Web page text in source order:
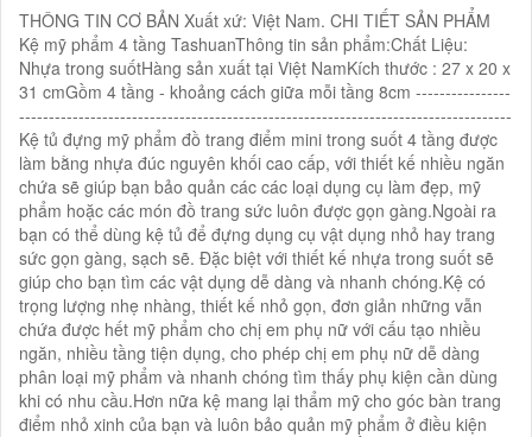
THÔNG TIN CƠ BẢN Xuất xứ: Việt Nam. CHI TIẾT SẢN PHẨM
Kệ mỹ phẩm 4 tầng TashuanThông tin sản phẩm:Chất Liệu:
Nhựa trong suốtHàng sản xuất tại Việt NamKích thước : 27 x 20 x
31 cmGồm 4 tầng - khoảng cách giữa mỗi tầng 8cm ----------------
-----------------------------------------------------------------------------------
Kệ tủ đựng mỹ phẩm đồ trang điểm mini trong suốt 4 tầng được
làm bằng nhựa đúc nguyên khối cao cấp, với thiết kế nhiều ngăn
chứa sẽ giúp bạn bảo quản các các loại dụng cụ làm đẹp, mỹ
phẩm hoặc các món đồ trang sức luôn được gọn gàng.Ngoài ra
bạn có thể dùng kệ tủ để đựng dụng cụ vật dụng nhỏ hay trang
sức gọn gàng, sạch sẽ. Đặc biệt với thiết kế nhựa trong suốt sẽ
giúp cho bạn tìm các vật dụng dễ dàng và nhanh chóng.Kệ có
trọng lượng nhẹ nhàng, thiết kế nhỏ gọn, đơn giản những vẫn
chứa được hết mỹ phẩm cho chị em phụ nữ với cấu tạo nhiều
ngăn, nhiều tầng tiện dụng, cho phép chị em phụ nữ dễ dàng
phân loại mỹ phẩm và nhanh chóng tìm thấy phụ kiện cần dùng
khi có nhu cầu.Hơn nữa kệ mang lại thẩm mỹ cho góc bàn trang
điểm nhỏ xinh của bạn và luôn bảo quản mỹ phẩm ở điều kiện